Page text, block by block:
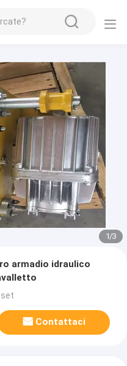
1/3
armadio idraulico
Contattaci